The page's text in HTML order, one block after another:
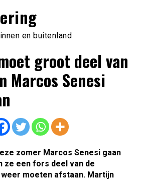
en buitenland
groot deel van
Marcos Senesi
zomer Marcos Senesi gaan
ze een fors deel van de
moeten afstaan. Martijn